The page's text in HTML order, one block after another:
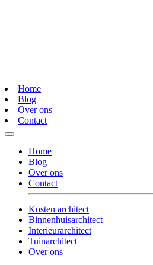
Home
Blog
Over ons
Contact
Home
Blog
Over ons
Contact
Kosten architect
Binnenhuisarchitect
Interieurarchitect
Tuinarchitect
Over ons